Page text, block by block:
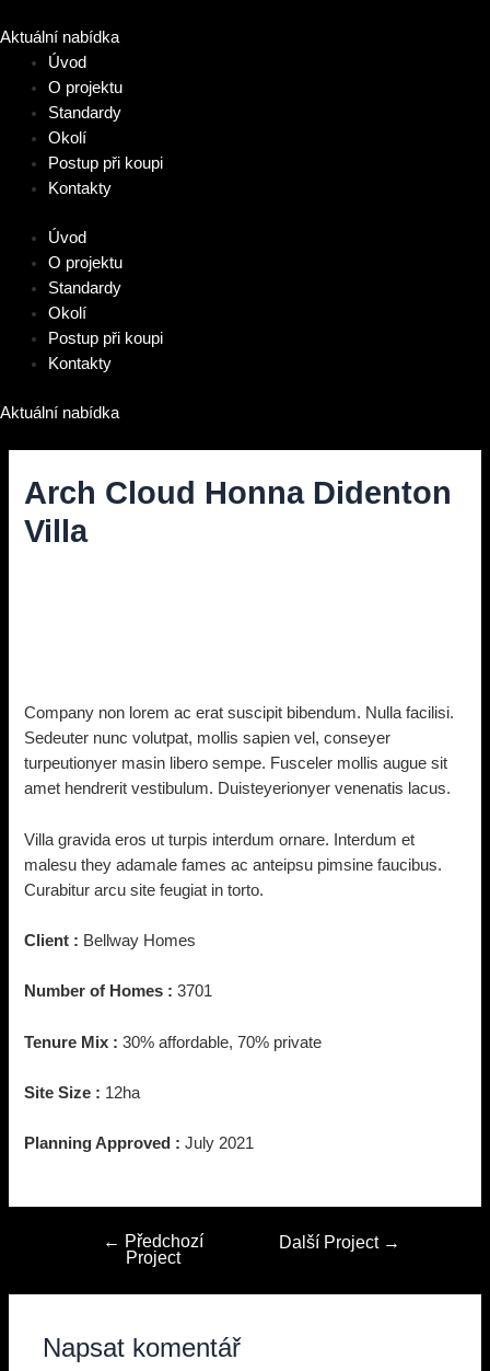
na
obsah
Aktuální nabídka
Úvod
O projektu
Standardy
Okolí
Postup při koupi
Kontakty
Úvod
O projektu
Standardy
Okolí
Postup při koupi
Kontakty
Aktuální nabídka
Arch Cloud Honna Didenton
Villa
Company non lorem ac erat suscipit bibendum. Nulla facilisi.
Sedeuter nunc volutpat, mollis sapien vel, conseyer
turpeutionyer masin libero sempe. Fusceler mollis augue sit
amet hendrerit vestibulum. Duisteyerionyer venenatis lacus.
Villa gravida eros ut turpis interdum ornare. Interdum et
malesu they adamale fames ac anteipsu pimsine faucibus.
Curabitur arcu site feugiat in torto.
Client : Bellway Homes
Number of Homes :3701
Tenure Mix :30% affordable, 70% private
Site Size : 12ha
Planning Approved :July 2021
Navigace
příspěvek
← Předchozí
Project
Další Project →
Napsat komentář